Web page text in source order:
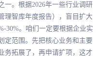
一。根据2026年一些行业调研
理智库年度报告），盲目扩大
30%。咱们一定要根据企业实
定范围。先把核心业务和主要
务拓展了，再申请扩项，这才